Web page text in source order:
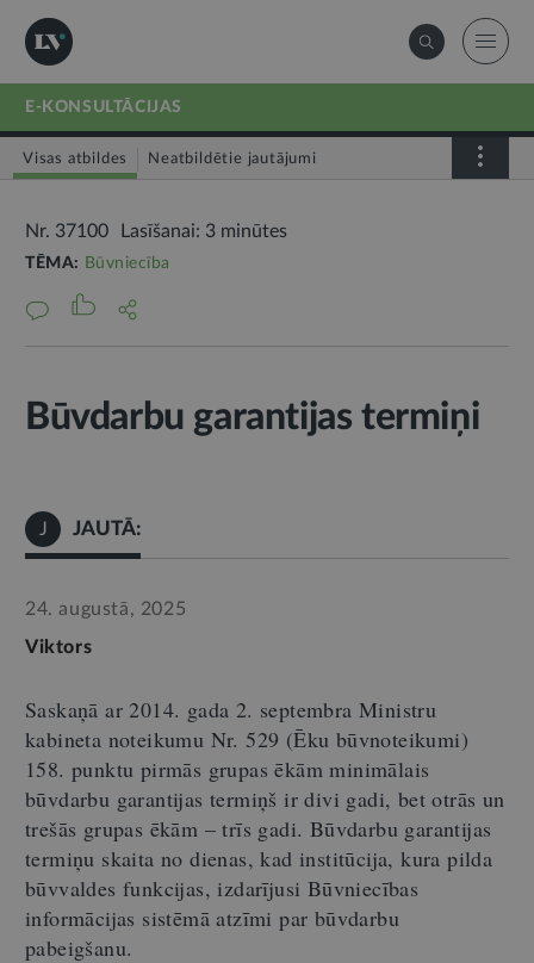
E-KONSULTĀCIJAS
Visas atbildes Neatbildētie jautājumi
Nr. 37100 Lasīšanai: 3 minūtes
TĒMA: Būvniecība
Būvdarbu garantijas termiņi
J JAUTĀ:
24. augustā, 2025
Viktors
Saskaņā ar 2014. gada 2. septembra Ministru
kabineta noteikumu Nr. 529 (Ēku būvnoteikumi)
158. punktu pirmās grupas ēkām minimālais
būvdarbu garantijas termiņš ir divi gadi, bet otrās un
trešās grupas ēkām – trīs gadi. Būvdarbu garantijas
termiņu skaita no dienas, kad institūcija, kura pilda
būvvaldes funkcijas, izdarījusi Būvniecības
informācijas sistēmā atzīmi par būvdarbu
pabeigšanu.